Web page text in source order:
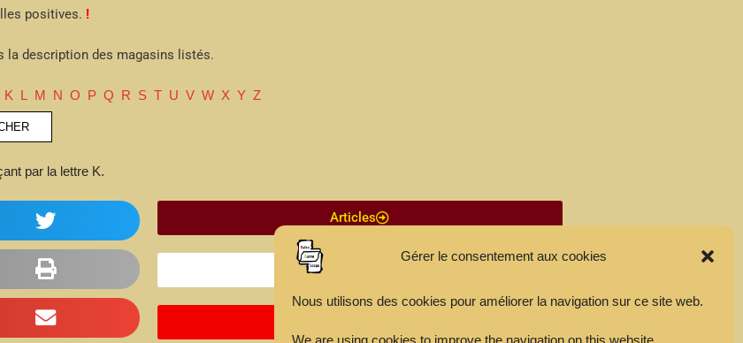
Gérer le consentement aux cookies
Nous utilisons des cookies pour améliorer la navigation sur ce site web.
We are using cookies to improve the navigation on this website.
positives. !
la description des magasins listés.
K L M N O P Q R S T U V W X Y Z
par la lettre K.
Articles